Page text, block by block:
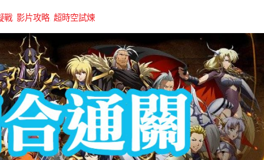
戰, 影片攻略, 超時空試煉